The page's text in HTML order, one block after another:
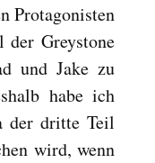
Protagonisten
Greystone
und Jake zu
habe ich
der dritte Teil
wird, wenn